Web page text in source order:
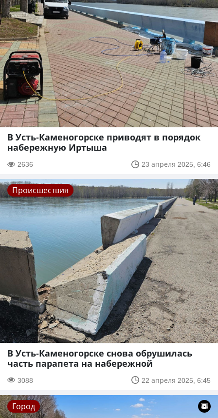
В Усть-Каменогорске приводят в порядок
набережную Иртыша
2636 23 апреля 2025, 6:46
Происшествия
В Усть-Каменогорске снова обрушилась
часть парапета на набережной
3088 22 апреля 2025, 6:45
Город